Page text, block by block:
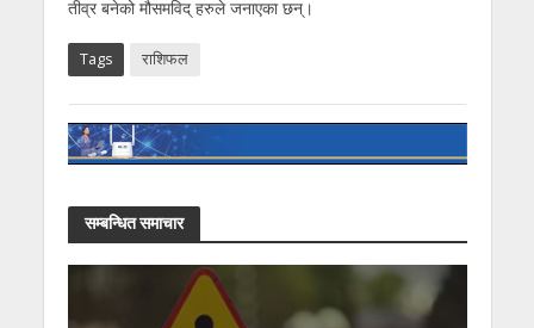
तीव्र बनेको मौसमविद् हरुले जनाएका छन्।
Tags राशिफल
सम्बन्धित समाचार